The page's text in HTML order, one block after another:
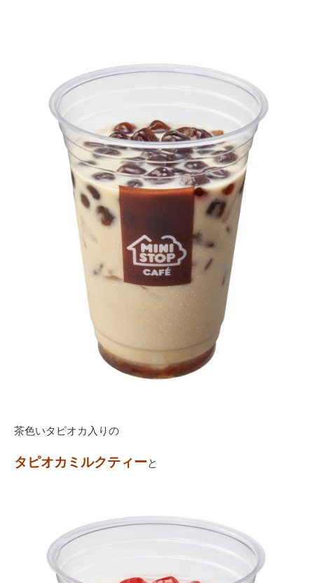
茶色いタピオカ入りの
タピオカミルクティーと